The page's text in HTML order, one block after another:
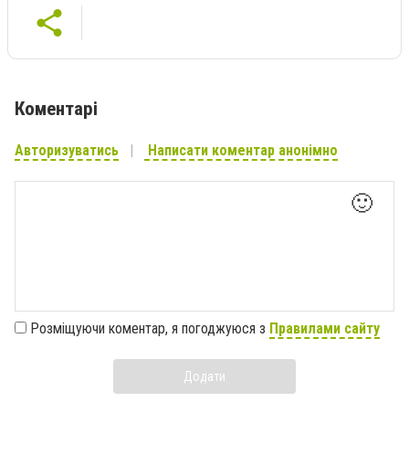
Коментарі
Авторизуватись Написати коментар анонімно
🙂
Розміщуючи коментар, я погоджуюся з Правилами сайту
Додати